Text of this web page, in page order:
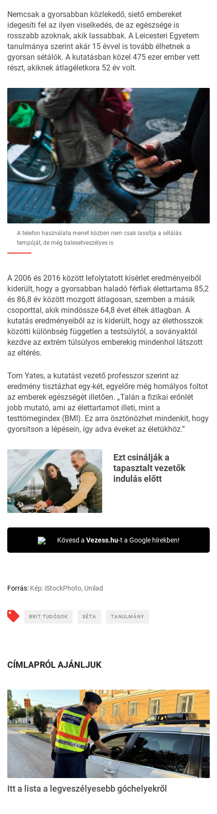
Nemcsak a gyorsabban közlekedő, siető embereket
idegesíti fel az ilyen viselkedés, de az egészsége is
rosszabb azoknak, akik lassabbak. A Leicesteri Egyetem
tanulmánya szerint akár 15 évvel is tovább élhetnek a
gyorsan sétálók. A kutatásban közel 475 ezer ember vett
részt, akiknek átlagéletkora 52 év volt.
A telefon használata menet közben nem csak lassítja a sétálás
tempóját, de még balesetveszélyes is
A 2006 és 2016 között lefolytatott kísérlet eredményeiből
kiderült, hogy a gyorsabban haladó férfiak élettartama 85,2
és 86,8 év között mozgott átlagosan, szemben a másik
csoporttal, akik mindössze 64,8 évet éltek átlagban. A
kutatás eredményeiből az is kiderült, hogy az élethosszok
közötti különbség független a testsúlytól, a soványaktól
kezdve az extrém túlsúlyos emberekig mindenhol látszott
az eltérés.
Tom Yates, a kutatást vezető professzor szerint az
eredmény tisztázhat egy-két, egyelőre még homályos foltot
az emberek egészségét illetően. „Talán a fizikai erőnlét
jobb mutató, ami az élettartamot illeti, mint a
testtömegindex (BMI). Ez arra ösztönözhet mindenkit, hogy
gyorsítson a lépésein, így adva éveket az életükhöz.”
Ezt csinálják a
tapasztalt vezetők
indulás előtt
Kövesd a Vezess.hu-t a Google hírekben!
Forrás: Kép: iStockPhoto, Unilad
BRIT TUDÓSOK SÉTA TANULMÁNY
CÍMLAPRÓL AJÁNLJUK
Itt a lista a legveszélyesebb góchelyekről